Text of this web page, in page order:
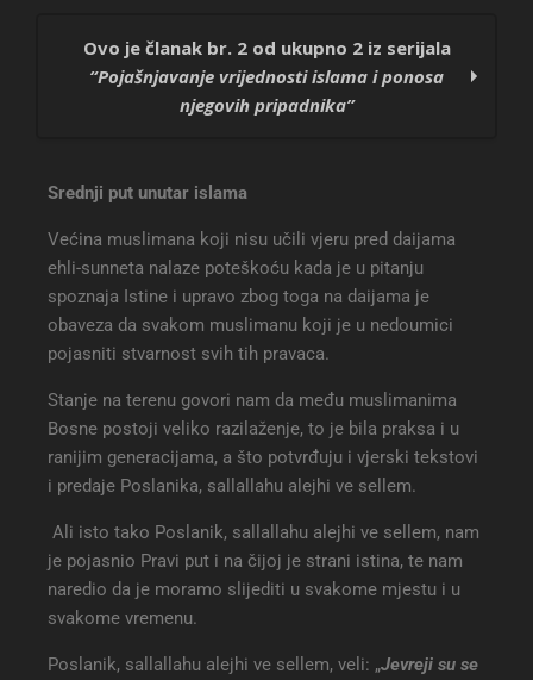
Ovo je članak br. 2 od ukupno 2 iz serijala
“Pojašnjavanje vrijednosti islama i ponosa
njegovih pripadnika”
njegovih pripadnika 1. dio
Pojašnjavanje vrijednosti islama i ponosa
njegovih pripadnika 2. dio
Srednji put unutar islama
Većina muslimana koji nisu učili vjeru pred daijama
ehli-sunneta nalaze poteškoću kada je u pitanju
spoznaja Istine i upravo zbog toga na daijama je
obaveza da svakom muslimanu koji je u nedoumici
pojasniti stvarnost svih tih pravaca.
Stanje na terenu govori nam da među muslimanima
Bosne postoji veliko razilaženje, to je bila praksa i u
ranijim generacijama, a što potvrđuju i vjerski tekstovi
i predaje Poslanika, sallallahu alejhi ve sellem.
Ali isto tako Poslanik, sallallahu alejhi ve sellem, nam
je pojasnio Pravi put i na čijoj je strani istina, te nam
naredio da je moramo slijediti u svakome mjestu i u
svakome vremenu.
Poslanik, sallallahu alejhi ve sellem, veli: „Jevreji su se